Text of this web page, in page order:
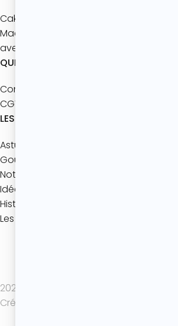
Cake Design Master
Macarons
avec les enfants
QUI SOMMES-NOUS ?
Contact
CGV
LES ACTUALITÉS
Astuces pâtisserie
Gourmandise de Saison
Notre jeu mobile
Idées gourmandes
Histoires de Desserts
Les coulisses de l’Atelier
2025 Atelier de Roxane - Tout droits
Création de site internet : Actif Digital